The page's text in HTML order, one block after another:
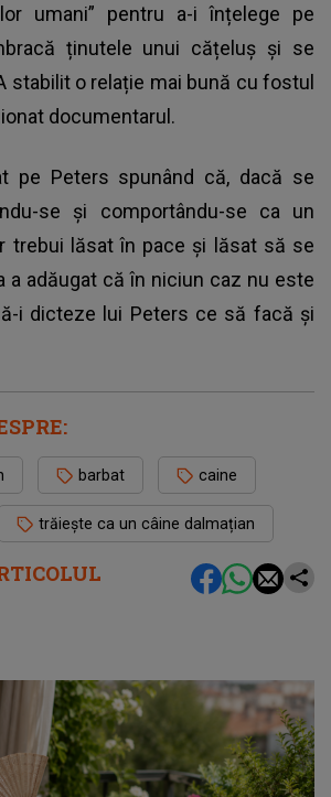
umani” pentru a-i înțelege pe
ținutele unui cățeluș și se
stabilit o relație mai bună cu fostul
documentarul.
pe Peters spunând că, dacă se
se și comportându-se ca un
trebui lăsat în pace și lăsat să se
a adăugat că în niciun caz nu este
i dicteze lui Peters ce să facă și
barbat caine
trăiește ca un câine dalmațian